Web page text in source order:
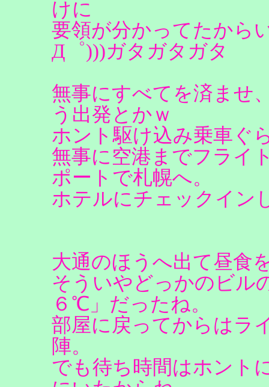
けに
要領が分かってたから
Д゜)))ガタガタガタ
無事にすべてを済ませ
う出発とかｗ
ホント駆け込み乗車ぐ
無事に空港までフライ
ポートで札幌へ。
ホテルにチェックイン
大通のほうへ出て昼食
そういやどっかのビル
６℃」だったね。
部屋に戻ってからはラ
陣。
でも待ち時間はホント